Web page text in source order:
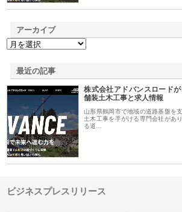
アーカイブ
最近の記事
株式会社アドバンスロード
舗装土木工事と求人情報
山形県鶴岡市で地域の道路基盤を
土木工事を手がける専門会社があ
る道…
ビジネスプレスリリース